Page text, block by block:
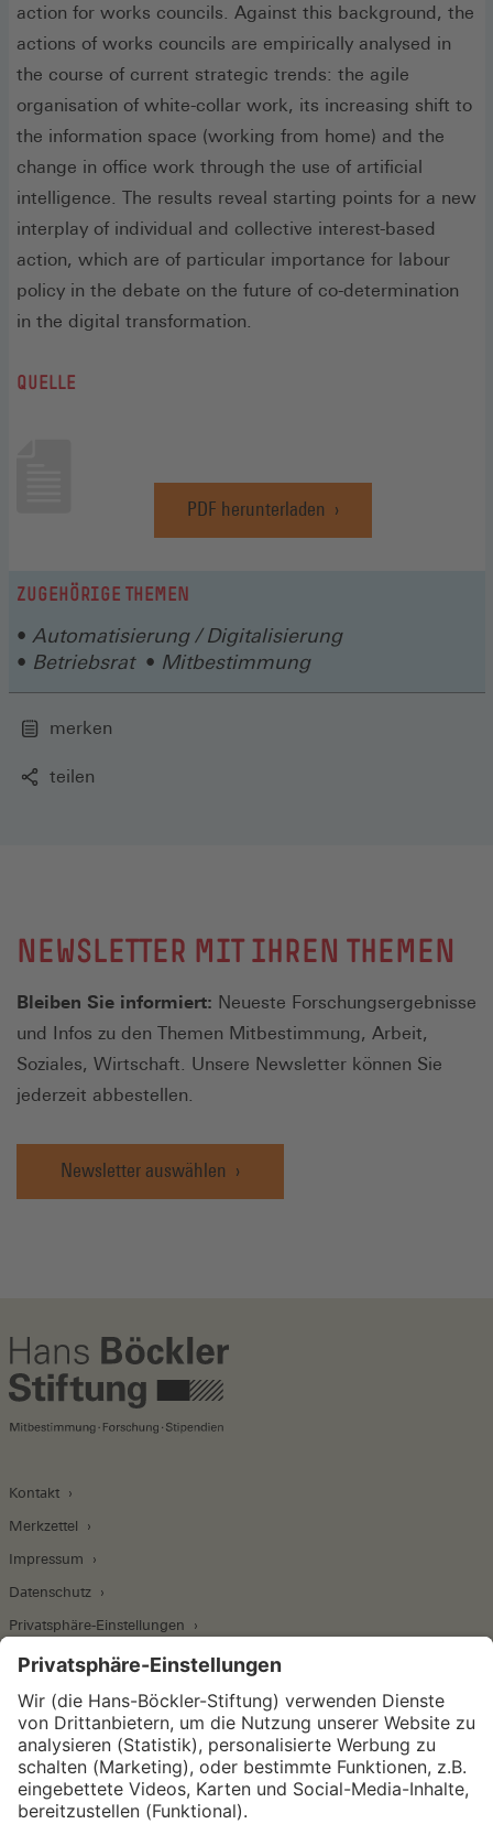
action for works councils. Against this background, the
actions of works councils are empirically analysed in
the course of current strategic trends: the agile
organisation of white-collar work, its increasing shift to
the information space (working from home) and the
change in office work through the use of artificial
intelligence. The results reveal starting points for a new
interplay of individual and collective interest-based
action, which are of particular importance for labour
policy in the debate on the future of co-determination
in the digital transformation.
QUELLE
PDF herunterladen
(Öffnet
in
ZUGEHÖRIGE THEMEN
Automatisierung / Digitalisierung
Betriebsrat
Mitbestimmung
merken
teilen
NEWSLETTER MIT IHREN THEMEN
Bleiben Sie informiert: Neueste Forschungsergebnisse
und Infos zu den Themen Mitbestimmung, Arbeit,
Soziales, Wirtschaft. Unsere Newsletter können Sie
jederzeit abbestellen.
Newsletter auswählen
Kontakt
Merkzettel
Impressum
Datenschutz
Privatsphäre-Einstellungen
Wirtschafts- und Sozialwissenschaftliches Institut
Institut für Makroökonomie und